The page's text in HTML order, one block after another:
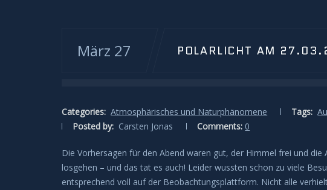
März 27 POLARLICHT AM
Categories: Atmosphärisches und Naturphänomene Tags:
Posted by: Carsten Jonas Comments: 0
Die Vorhersagen für den Abend waren gut, der Himmel frei und
losgehen – und das tat es auch! Leider wussten schon zu viele
entsprechend voll auf der Beobachtungsplattform. Nicht alle